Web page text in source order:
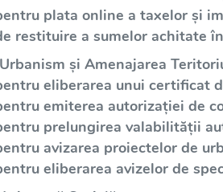
plata online a taxelor și
restituire a sumelor achitate
și Amenajarea
eliberarea unui certificat
emiterea autorizației de
prelungirea valabilității
avizarea proiectelor de
eliberarea avizelor de